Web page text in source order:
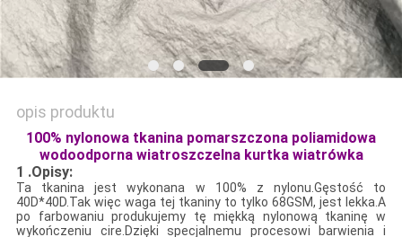
opis produktu
100% nylonowa tkanina pomarszczona poliamidowa
wodoodporna wiatroszczelna kurtka wiatrówka
1 .Opisy:
Ta tkanina jest wykonana w 100% z nylonu.Gęstość to
40D*40D.Tak więc waga tej tkaniny to tylko 68GSM, jest lekka.A
po farbowaniu produkujemy tę miękką nylonową tkaninę w
wykończeniu cire.Dzięki specjalnemu procesowi barwienia i